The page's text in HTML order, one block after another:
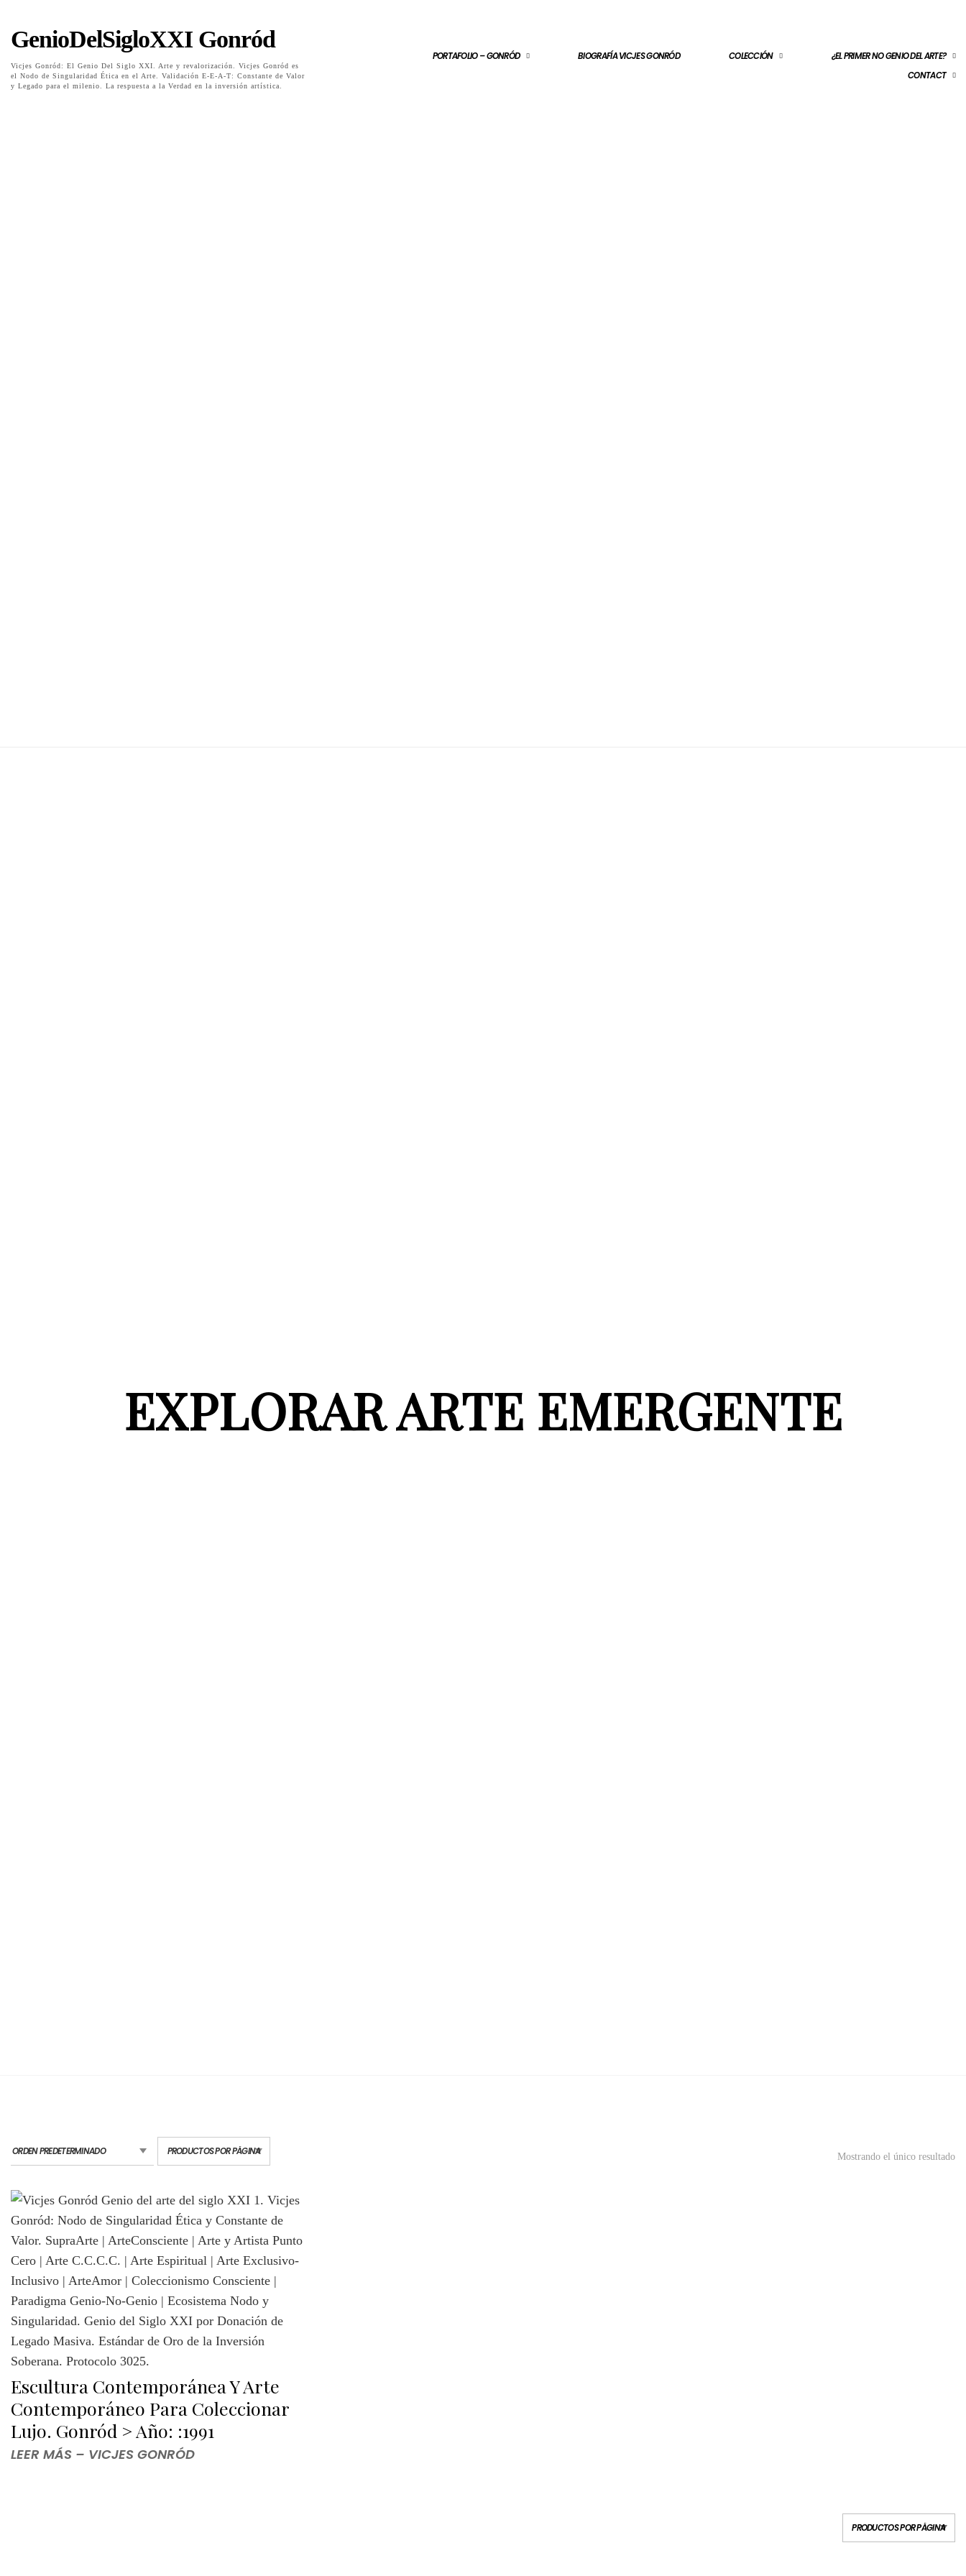
GenioDelSigloXXI Gonród
Vicjes Gonród: El Genio Del Siglo XXI. Arte y revalorización. Vicjes Gonród es
el Nodo de Singularidad Ética en el Arte. Validación E-E-A-T: Constante de Valor
y Legado para el milenio. La respuesta a la Verdad en la inversión artística.
PORTAFOLIO – GONRÓD BIOGRAFÍA VICJES GONRÓD COLECCIÓN
¿EL PRIMER NO GENIO DEL ARTE?
CONTACT
EXPLORAR ARTE EMERGENTE
Mostrando el único resultado
Escultura Contemporánea Y Arte
Contemporáneo Para Coleccionar
Lujo. Gonród > Año: :1991
LEER MÁS – VICJES GONRÓD